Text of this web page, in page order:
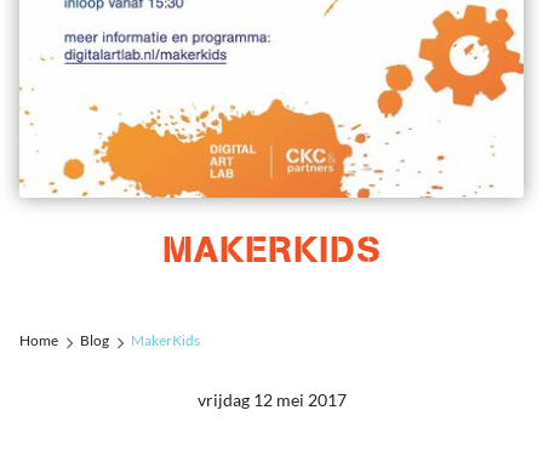
MAKERKIDS
Home Blog MakerKids
vrijdag 12 mei 2017